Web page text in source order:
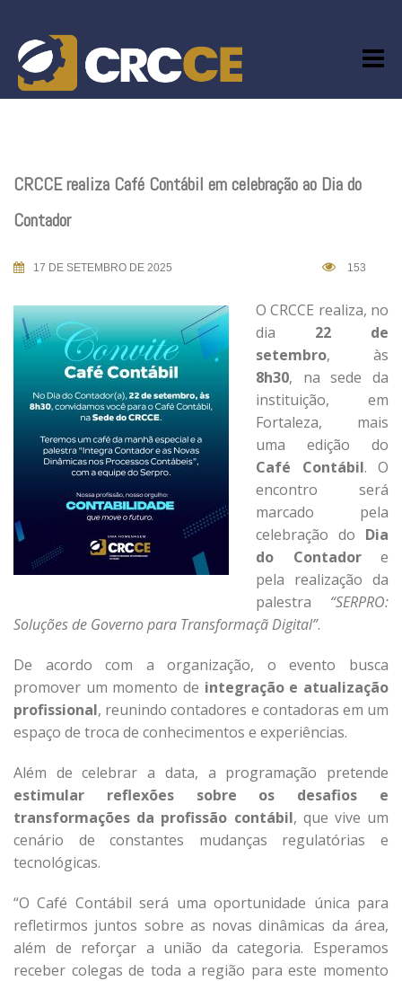
content
CRCCE realiza Café Contábil em celebração ao Dia do
Contador
17 DE SETEMBRO DE 2025 153
O CRCCE realiza, no
dia 22 de
setembro, às
8h30, na sede da
instituição, em
Fortaleza, mais
uma edição do
Café Contábil. O
encontro será
marcado pela
celebração do Dia
do Contadore
pela realização da
palestra “SERPRO:
Soluções de Governo para Transformaçã Digital”.
De acordo com a organização, o evento busca
promover um momento de integração e atualização
profissional, reunindo contadores e contadoras em um
espaço de troca de conhecimentos e experiências.
Além de celebrar a data, a programação pretende
estimular reflexões sobre os desafios e
transformações da profissão contábil, que vive um
cenário de constantes mudanças regulatórias e
tecnológicas.
“O Café Contábil será uma oportunidade única para
refletirmos juntos sobre as novas dinâmicas da área,
além de reforçar a união da categoria. Esperamos
receber colegas de toda a região para este momento